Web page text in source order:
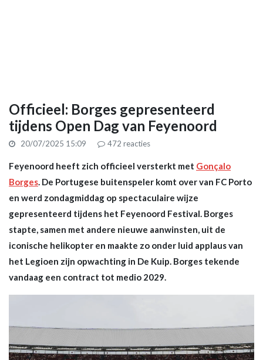
Officieel: Borges gepresenteerd
tijdens Open Dag van Feyenoord
20/07/2025 15:09 472 reacties
Feyenoord heeft zich officieel versterkt met Gonçalo
Borges. De Portugese buitenspeler komt over van FC Porto
en werd zondagmiddag op spectaculaire wijze
gepresenteerd tijdens het Feyenoord Festival. Borges
stapte, samen met andere nieuwe aanwinsten, uit de
iconische helikopter en maakte zo onder luid applaus van
het Legioen zijn opwachting in De Kuip. Borges tekende
vandaag een contract tot medio 2029.